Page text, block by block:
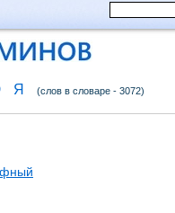
Я (слов в словаре - 3072)